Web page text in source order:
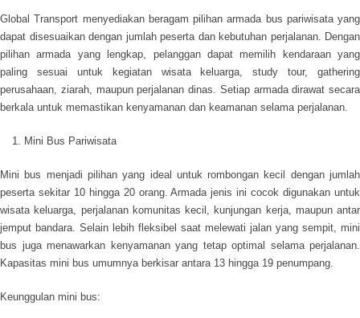
Global Transport menyediakan beragam pilihan armada bus pariwisata yang
dapat disesuaikan dengan jumlah peserta dan kebutuhan perjalanan. Dengan
pilihan armada yang lengkap, pelanggan dapat memilih kendaraan yang
paling sesuai untuk kegiatan wisata keluarga, study tour, gathering
perusahaan, ziarah, maupun perjalanan dinas. Setiap armada dirawat secara
berkala untuk memastikan kenyamanan dan keamanan selama perjalanan.
Mini Bus Pariwisata
Mini bus menjadi pilihan yang ideal untuk rombongan kecil dengan jumlah
peserta sekitar 10 hingga 20 orang. Armada jenis ini cocok digunakan untuk
wisata keluarga, perjalanan komunitas kecil, kunjungan kerja, maupun antar
jemput bandara. Selain lebih fleksibel saat melewati jalan yang sempit, mini
bus juga menawarkan kenyamanan yang tetap optimal selama perjalanan.
Kapasitas mini bus umumnya berkisar antara 13 hingga 19 penumpang.
Keunggulan mini bus: